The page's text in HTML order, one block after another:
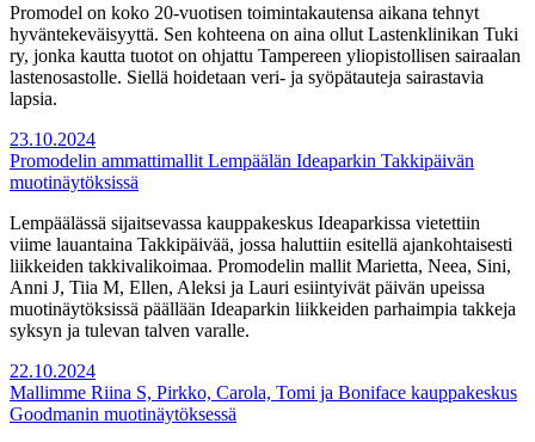
Promodel on koko 20-vuotisen toimintakautensa aikana tehnyt
hyväntekeväisyyttä. Sen kohteena on aina ollut Lastenklinikan Tuki
ry, jonka kautta tuotot on ohjattu Tampereen yliopistollisen sairaalan
lastenosastolle. Siellä hoidetaan veri- ja syöpätauteja sairastavia
lapsia.
23.10.2024
Promodelin ammattimallit Lempäälän Ideaparkin Takkipäivän
muotinäytöksissä
Lempäälässä sijaitsevassa kauppakeskus Ideaparkissa vietettiin
viime lauantaina Takkipäivää, jossa haluttiin esitellä ajankohtaisesti
liikkeiden takkivalikoimaa. Promodelin mallit Marietta, Neea, Sini,
Anni J, Tiia M, Ellen, Aleksi ja Lauri esiintyivät päivän upeissa
muotinäytöksissä päällään Ideaparkin liikkeiden parhaimpia takkeja
syksyn ja tulevan talven varalle.
22.10.2024
Mallimme Riina S, Pirkko, Carola, Tomi ja Boniface kauppakeskus
Goodmanin muotinäytöksessä